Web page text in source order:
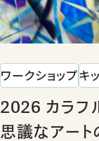
ワークショップキ
2026 カラフ
思議なアー